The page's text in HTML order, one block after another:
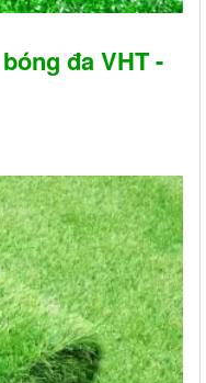
đa VHT -